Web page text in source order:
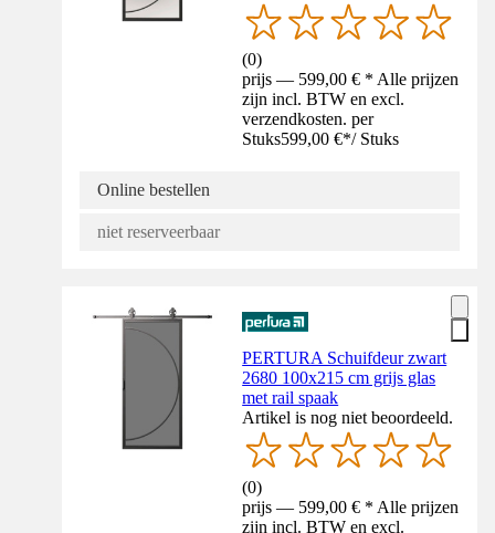
(0)
prijs — 599,00 € * Alle prijzen
zijn incl. BTW en excl.
verzendkosten. per
Stuks599,00 €*/ Stuks
Online bestellen
niet reserveerbaar
PERTURA Schuifdeur zwart
2680 100x215 cm grijs glas
met rail spaak
Artikel is nog niet beoordeeld.
(0)
prijs — 599,00 € * Alle prijzen
zijn incl. BTW en excl.